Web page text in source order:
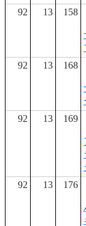
92 13 158
92 13 168
92 13 169
92 13 176